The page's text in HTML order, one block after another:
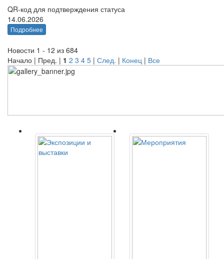
QR-код для подтверждения статуса
14.06.2026
Подробнее
Новости 1 - 12 из 684
Начало | Пред. | 1 2 3 4 5 | След. | Конец | Все